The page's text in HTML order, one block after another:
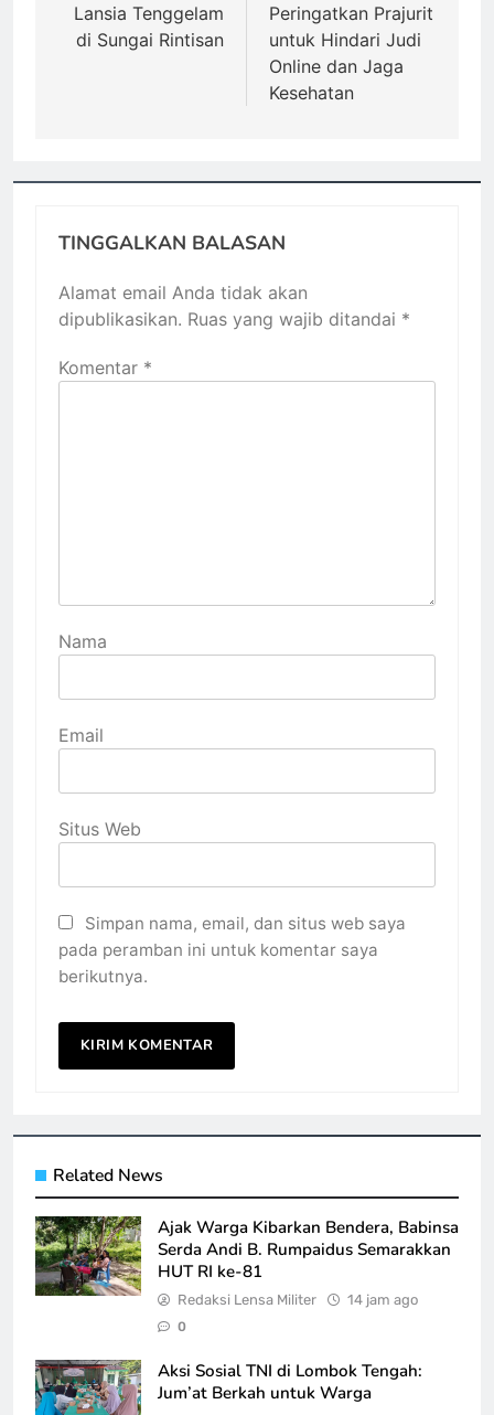
Lansia Tenggelam
di Sungai Rintisan
Peringatkan Prajurit
untuk Hindari Judi
Online dan Jaga
Kesehatan
TINGGALKAN BALASAN
Alamat email Anda tidak akan
dipublikasikan. Ruas yang wajib ditandai *
Komentar *
Nama
Email
Situs Web
Simpan nama, email, dan situs web saya
pada peramban ini untuk komentar saya
berikutnya.
Related News
Ajak Warga Kibarkan Bendera, Babinsa
Serda Andi B. Rumpaidus Semarakkan
HUT RI ke-81
Redaksi Lensa Militer 14 jam ago
0
Aksi Sosial TNI di Lombok Tengah:
Jum’at Berkah untuk Warga